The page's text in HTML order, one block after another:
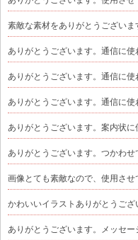
素敵な素材をありがとうございま
ありがとうございます。通信に
ありがとうございます。通信に
ありがとうございます。通信に使
ありがとうございます。案内状に
ありがとうございます。つかわせ
画像とても素敵なので、使用させ
かわいいイラストありがとうござ
ありがとうございます。メッセー